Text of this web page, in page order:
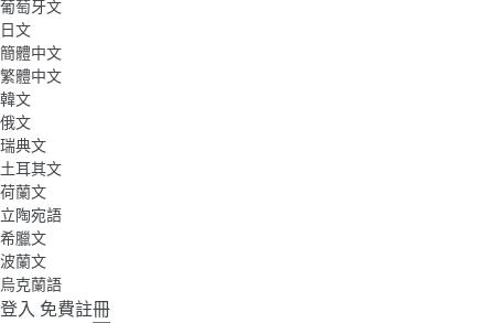
葡萄牙文
日文
簡體中文
繁體中文
韓文
俄文
瑞典文
土耳其文
荷蘭文
立陶宛語
希臘文
波蘭文
烏克蘭語
登入 免費註冊